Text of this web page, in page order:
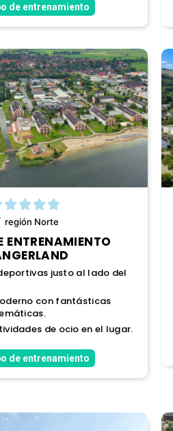
de entrenamiento
región Norte
ENTRENAMIENTO
justo al lado del
con fantásticas
de ocio en el lugar.
de entrenamiento